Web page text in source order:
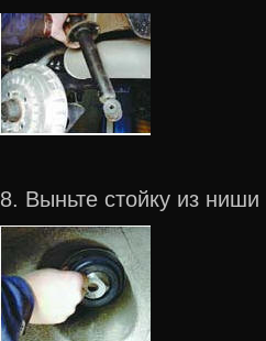
8. Выньте стойку из ниши